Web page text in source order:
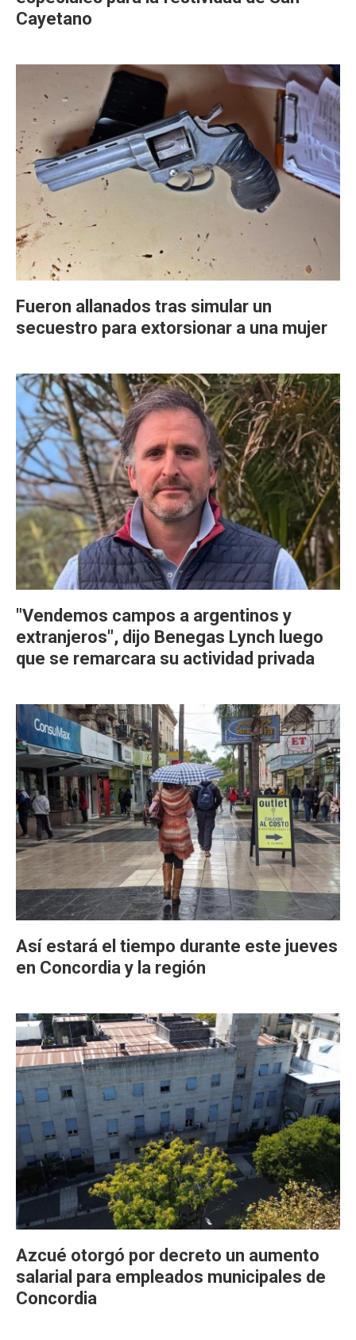
Cayetano
Fueron allanados tras simular un
secuestro para extorsionar a una mujer
"Vendemos campos a argentinos y
extranjeros", dijo Benegas Lynch luego
que se remarcara su actividad privada
Así estará el tiempo durante este jueves
en Concordia y la región
Azcué otorgó por decreto un aumento
salarial para empleados municipales de
Concordia